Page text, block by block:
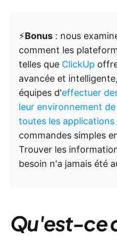
⚡️Bonus : nous
comment les
telles que ClickUp
avancée et
équipes d'effectuer
leur environnement
toutes les
commandes simples
Trouver les
besoin n'a jamais été
Qu'est-ce